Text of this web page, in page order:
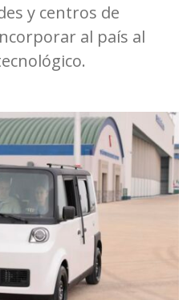
y centros de
al país al